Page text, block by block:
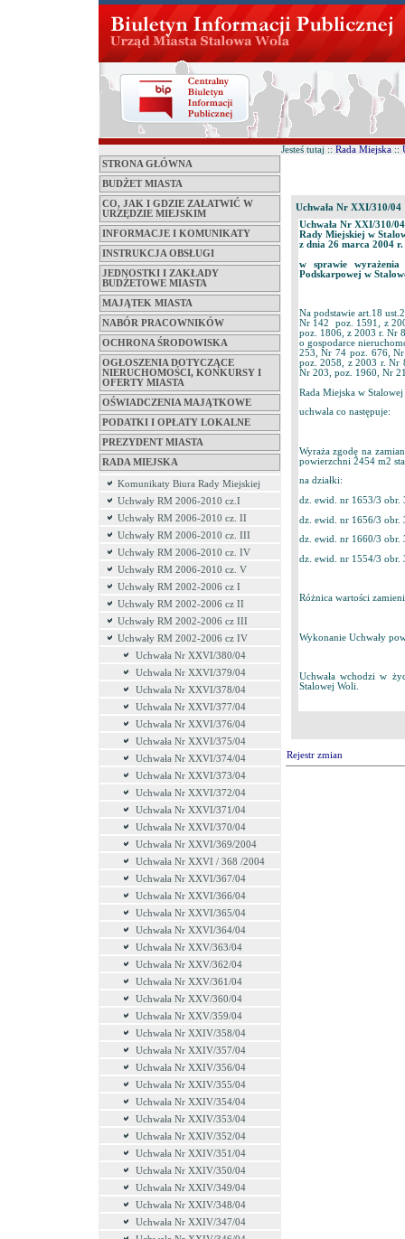
STRONA GŁÓWNA
BUDŻET MIASTA
CO, JAK I GDZIE ZAŁATWIĆ W
URZĘDZIE MIEJSKIM
INFORMACJE I KOMUNIKATY
INSTRUKCJA OBSŁUGI
JEDNOSTKI I ZAKŁADY
BUDŻETOWE MIASTA
MAJĄTEK MIASTA
NABÓR PRACOWNIKÓW
OCHRONA ŚRODOWISKA
OGŁOSZENIA DOTYCZĄCE
NIERUCHOMOŚCI, KONKURSY I
OFERTY MIASTA
OŚWIADCZENIA MAJĄTKOWE
PODATKI I OPŁATY LOKALNE
PREZYDENT MIASTA
RADA MIEJSKA
Komunikaty Biura Rady Miejskiej
Uchwały RM 2006-2010 cz.I
Uchwały RM 2006-2010 cz. II
Uchwały RM 2006-2010 cz. III
Uchwały RM 2006-2010 cz. IV
Uchwały RM 2006-2010 cz. V
Uchwały RM 2002-2006 cz I
Uchwały RM 2002-2006 cz II
Uchwały RM 2002-2006 cz III
Uchwały RM 2002-2006 cz IV
Uchwała Nr XXVI/380/04
Uchwała Nr XXVI/379/04
Uchwała Nr XXVI/378/04
Uchwała Nr XXVI/377/04
Uchwała Nr XXVI/376/04
Uchwała Nr XXVI/375/04
Uchwała Nr XXVI/374/04
Uchwała Nr XXVI/373/04
Uchwała Nr XXVI/372/04
Uchwała Nr XXVI/371/04
Uchwała Nr XXVI/370/04
Uchwała Nr XXVI/369/2004
Uchwała Nr XXVI / 368 /2004
Uchwała Nr XXVI/367/04
Uchwała Nr XXVI/366/04
Uchwała Nr XXVI/365/04
Uchwała Nr XXVI/364/04
Uchwała Nr XXV/363/04
Uchwała Nr XXV/362/04
Uchwała Nr XXV/361/04
Uchwała Nr XXV/360/04
Uchwała Nr XXV/359/04
Uchwała Nr XXIV/358/04
Uchwała Nr XXIV/357/04
Uchwała Nr XXIV/356/04
Uchwała Nr XXIV/355/04
Uchwała Nr XXIV/354/04
Uchwała Nr XXIV/353/04
Uchwała Nr XXIV/352/04
Uchwała Nr XXIV/351/04
Uchwała Nr XXIV/350/04
Uchwała Nr XXIV/349/04
Uchwała Nr XXIV/348/04
Uchwała Nr XXIV/347/04
Jesteś tutaj :: Rada Miejska ::
Uchwała Nr XXI/310/04
Uchwała Nr XXI/310/04
Rady Miejskiej w
z dnia 26 marca 2004 r.
w sprawie
Podskarpowej w
Na podstawie art.18
Nr 142 poz. 1591, z
poz. 1806, z 2003 r. Nr
o gospodarce
253, Nr 74 poz. 676,
poz. 2058, z 2003 r.
Nr 203, poz. 1960, Nr
Rada Miejska w
uchwala co następuje:
Wyraża zgodę na
powierzchni 2454 m2
na działki:
dz. ewid. nr 1653/3 obr.
dz. ewid. nr 1656/3 obr.
dz. ewid. nr 1660/3 obr.
dz. ewid. nr 1554/3 obr.
Różnica wartości
Wykonanie Uchwały
Uchwała wchodzi w
Stalowej Woli.
Rejestr zmian